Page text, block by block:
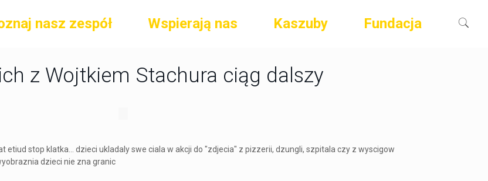
nasz zespół Wspierają nas Kaszuby Fundacja
z Wojtkiem Stachura ciąg dalszy
stop klatka... dzieci ukladaly swe ciala w akcji do "zdjecia" z pizzerii, dzungli, szpitala czy z wyscigow
dzieci nie zna granic